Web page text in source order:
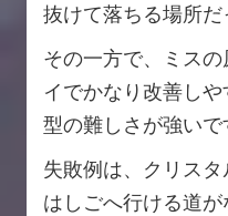
抜けて落ちる場所だ
その一方で、ミス
イでかなり改善し
型の難しさが強いで
失敗例は、クリス
はしごへ行ける道